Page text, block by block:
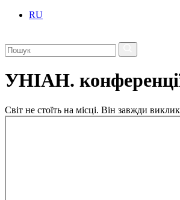
RU
УНІАН.
Світ не стоїть на місці. Він завжди